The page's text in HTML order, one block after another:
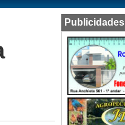
Publicidades